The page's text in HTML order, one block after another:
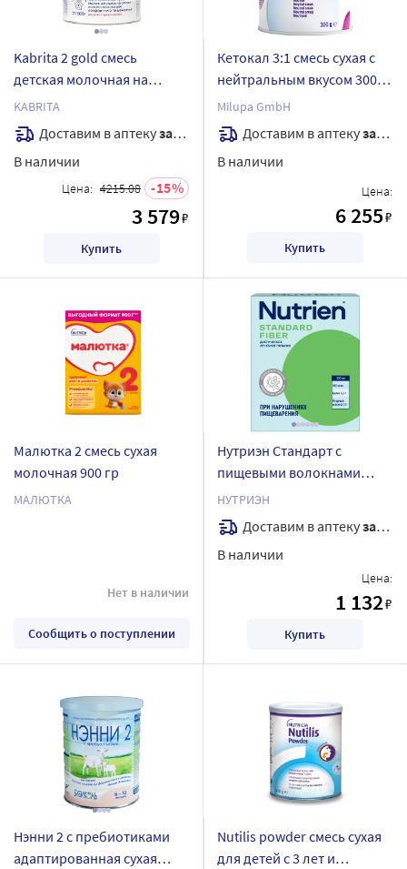
Kabrita 2 gold смесь
детская молочная на
козьем молоке для
комфортного
пищеварения с 6 месяцев
800 гр
KABRITA
Доставим в аптекузавтра
В наличии
Цена: 4215.08 15
3 579₽
Купить
Кетокал 3:1 смесь сухая с
нейтральным вкусом 300
гр
Milupa GmbH
Доставим в аптекузавтра
В наличии
Цена:
6 255₽
Купить
Малютка 2 смесь сухая
молочная 900 гр
МАЛЮТКА
Нет в наличии
Сообщить о поступлении
Нутриэн Стандарт с
пищевыми волокнами
продукт сухой
специализированный для
диетического лечебного
питания с нейтральным
НУТРИЭН
Доставим в аптекузавтра
В наличии
Цена:
1 132₽
Купить
Нэнни 2 с пребиотиками
адаптированная сухая
Nutilis powder смесь сухая
для детей с 3 лет и